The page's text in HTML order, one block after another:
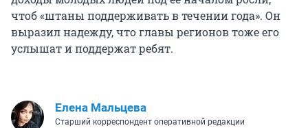
чтоб «штаны поддерживать в течении года». Он
выразил надежду, что главы регионов тоже его
услышат и поддержат ребят.
Елена Мальцева
Старший корреспондент оперативной редакции